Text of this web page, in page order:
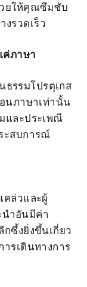
ยให้คุณซึมซับ
รวดเร็ว
ค่ภาษา
รรมโปรตุเกส
นภาษาเท่านั้น
และประเพณี
ะสบการณ์
คล่วและผู้
ำอันมีค่า
ซึ้งยิ่งขึ้นเกี่ยว
รเดินทางการ